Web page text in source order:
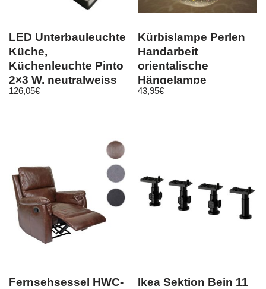
LED Unterbauleuchte
Küche,
Küchenleuchte Pinto
2×3 W, neutralweiss
126,05€
Kürbislampe Perlen
Handarbeit
orientalische
Hängelampe
handgefertigt
43,95€
Fernsehsessel HWC-
Ikea Sektion Bein 11